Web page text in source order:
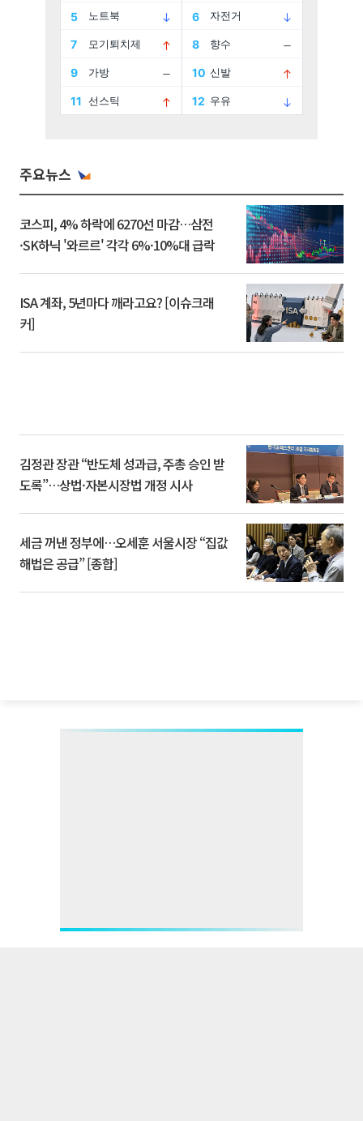
주요뉴스
코스피, 4% 하락에 6270선 마감…삼전
·SK하닉 '와르르' 각각 6%·10%대 급락
ISA 계좌, 5년마다 깨라고요? [이슈크래
커]
김정관 장관 “반도체 성과급, 주총 승인 받
도록”…상법·자본시장법 개정 시사
세금 꺼낸 정부에…오세훈 서울시장 “집값
해법은 공급” [종합]